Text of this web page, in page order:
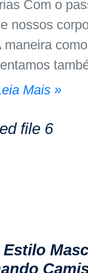
Com o
nossos
maneira
Mais »
Estilo